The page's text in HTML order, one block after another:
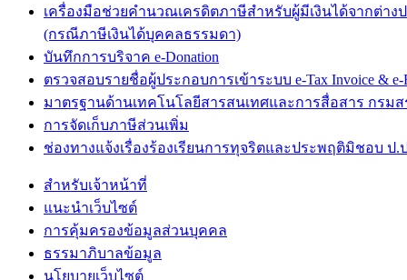
เครื่องมือช่วยคำนวณเครดิตภาษีสำหรับผู้มีเงินได้จากต่าง
(กรณีภาษีเงินได้บุคคลธรรมดา)
บันทึกการบริจาค e-Donation
ตรวจสอบรายชื่อผู้ประกอบการเข้าระบบ e-Tax Invoice & e-
มาตรฐานด้านเทคโนโลยีสารสนเทศและการสื่อสาร กรมส
การจัดเก็บภาษีส่วนเพิ่ม
ช่องทางแจ้งเรื่องร้องเรียนการทุจริตและประพฤติมิชอบ ป.
สำหรับเจ้าหน้าที่
แนะนำเว็บไซต์
การคุ้มครองข้อมูลส่วนบุคคล
ธรรมาภิบาลข้อมูล
นโยบายเว็บไซต์